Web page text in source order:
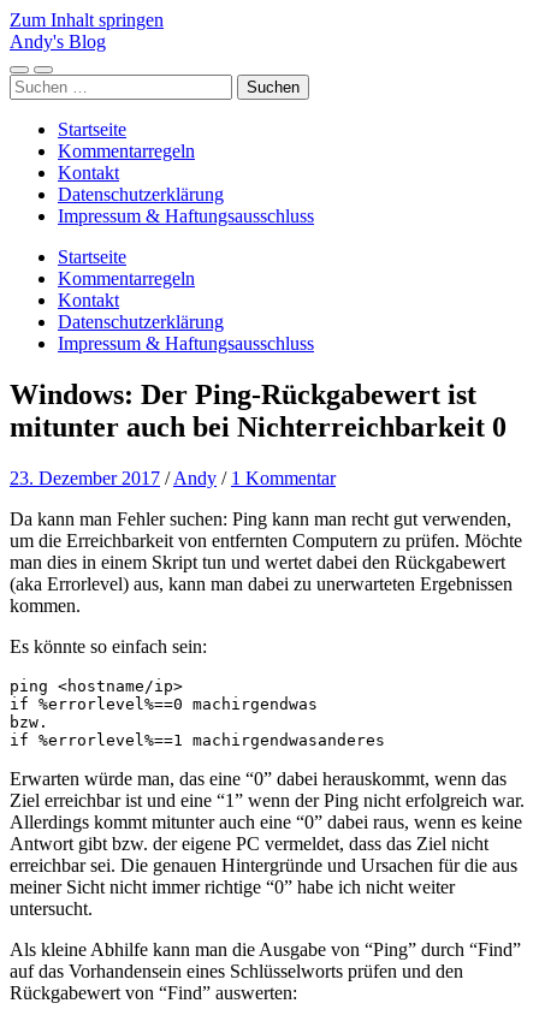
Zum Inhalt springen
Andy's Blog
Mobile-
Menü
Suchfeld
ein-/ausblenden
Suchen
nach:
Startseite
Kommentarregeln
Kontakt
Datenschutzerklärung
Impressum & Haftungsausschluss
Startseite
Kommentarregeln
Kontakt
Datenschutzerklärung
Impressum & Haftungsausschluss
Windows: Der Ping-Rückgabewert ist
mitunter auch bei Nichterreichbarkeit 0
23. Dezember 2017 /Andy / 1 Kommentar
Da kann man Fehler suchen: Ping kann man recht gut verwenden,
um die Erreichbarkeit von entfernten Computern zu prüfen. Möchte
man dies in einem Skript tun und wertet dabei den Rückgabewert
(aka Errorlevel) aus, kann man dabei zu unerwarteten Ergebnissen
kommen.
Es könnte so einfach sein:
ping <hostname/ip>
if %errorlevel%==0 machirgendwas
bzw.
if %errorlevel%==1 machirgendwasanderes
Erwarten würde man, das eine “0” dabei herauskommt, wenn das
Ziel erreichbar ist und eine “1” wenn der Ping nicht erfolgreich war.
Allerdings kommt mitunter auch eine “0” dabei raus, wenn es keine
Antwort gibt bzw. der eigene PC vermeldet, dass das Ziel nicht
erreichbar sei. Die genauen Hintergründe und Ursachen für die aus
meiner Sicht nicht immer richtige “0” habe ich nicht weiter
untersucht.
Als kleine Abhilfe kann man die Ausgabe von “Ping” durch “Find”
auf das Vorhandensein eines Schlüsselworts prüfen und den
Rückgabewert von “Find” auswerten: